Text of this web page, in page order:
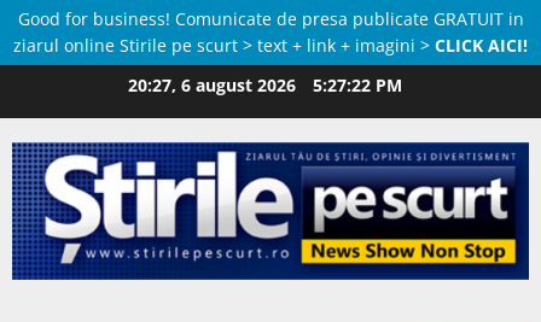
Good for business! Comunicate de presa publicate GRATUIT in
ziarul online Stirile pe scurt > text + link + imagini > CLICK AICI!
content
20:27, 6 august 2026 5:27:23 PM